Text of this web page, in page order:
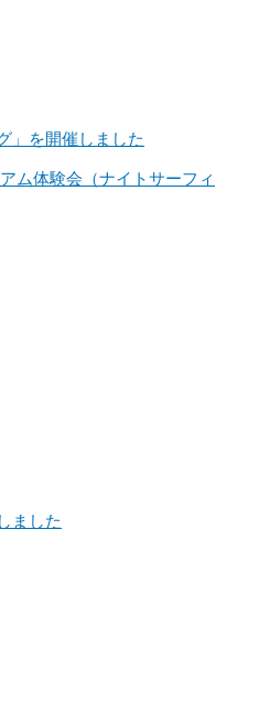
」を開催しました
ム体験会（ナイトサーフィ
ました